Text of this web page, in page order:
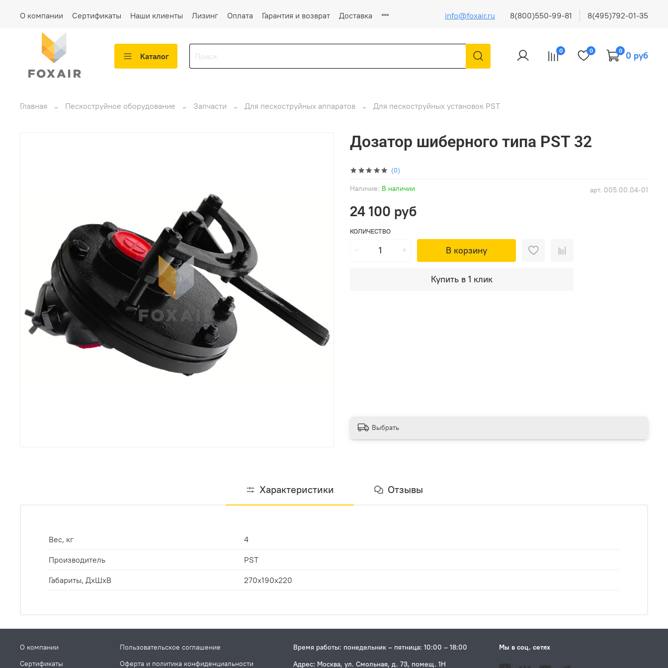
О компании Сертификаты Наши клиенты Лизинг Оплата Гарантия и возврат Доставка info@foxair.ru 8(800)550-99-81 8(495)792-01-35
Каталог
0 0 0 0 руб
Главная Пескоструйное оборудование Запчасти Для пескоструйных аппаратов Для пескоструйных установок PST
(0)
арт. 005.00.04-01
Наличие: В наличии
Дозатор шиберного типа PST 32
24 100 руб
КОЛИЧЕСТВО
В корзину
Купить в 1 клик
Выбрать
Характеристики Отзывы
Вес, кг 4
Производитель PST
Габариты, ДхШхВ 270х190х220
О компании
Сертификаты
Пользовательское соглашение
Оферта и политика конфиденциальности
Время работы: понедельник – пятница: 10:00 – 18:00
Адрес: Москва, ул. Смольная, д. 73, помещ. 1Н
Мы в соц. сетях